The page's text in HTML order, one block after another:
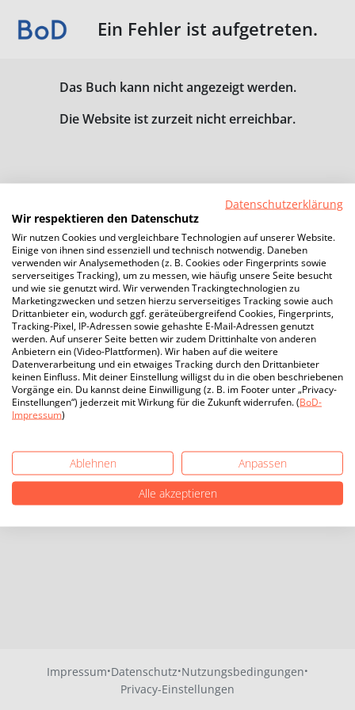
Ein Fehler ist aufgetreten.
Das Buch kann nicht angezeigt werden.
Die Website ist zurzeit nicht erreichbar.
Impressum·Datenschutz·Nutzungsbedingungen·
Privacy-Einstellungen
Datenschutzerklärung
Wir respektieren den Datenschutz
Wir nutzen Cookies und vergleichbare Technologien auf unserer Website.
Einige von ihnen sind essenziell und technisch notwendig. Daneben
verwenden wir Analysemethoden (z. B. Cookies oder Fingerprints sowie
serverseitiges Tracking), um zu messen, wie häufig unsere Seite besucht
und wie sie genutzt wird. Wir verwenden Trackingtechnologien zu
Marketingzwecken und setzen hierzu serverseitiges Tracking sowie auch
Drittanbieter ein, wodurch ggf. geräteübergreifend Cookies, Fingerprints,
Tracking-Pixel, IP-Adressen sowie gehashte E-Mail-Adressen genutzt
werden. Auf unserer Seite betten wir zudem Drittinhalte von anderen
Anbietern ein (Video-Plattformen). Wir haben auf die weitere
Datenverarbeitung und ein etwaiges Tracking durch den Drittanbieter
keinen Einfluss. Mit deiner Einstellung willigst du in die oben beschriebenen
Vorgänge ein. Du kannst deine Einwilligung (z. B. im Footer unter „Privacy-
Einstellungen“) jederzeit mit Wirkung für die Zukunft widerrufen. (BoD-
Impressum)
Ablehnen
Anpassen
Alle akzeptieren